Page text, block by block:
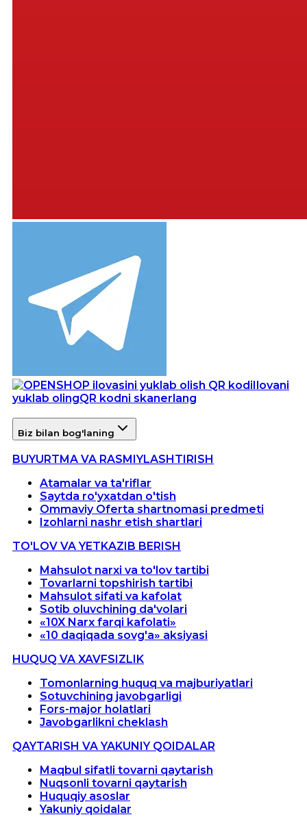
Ilovani
yuklab olingQR kodni skanerlang
Biz bilan bog'laning
BUYURTMA VA RASMIYLASHTIRISH
Atamalar va ta'riflar
Saytda ro'yxatdan o'tish
Ommaviy Oferta shartnomasi predmeti
Izohlarni nashr etish shartlari
TO'LOV VA YETKAZIB BERISH
Mahsulot narxi va to'lov tartibi
Tovarlarni topshirish tartibi
Mahsulot sifati va kafolat
Sotib oluvchining da'volari
«10X Narx farqi kafolati»
«10 daqiqada sovg'a» aksiyasi
HUQUQ VA XAVFSIZLIK
Tomonlarning huquq va majburiyatlari
Sotuvchining javobgarligi
Fors-major holatlari
Javobgarlikni cheklash
QAYTARISH VA YAKUNIY QOIDALAR
Maqbul sifatli tovarni qaytarish
Nuqsonli tovarni qaytarish
Huquqiy asoslar
Yakuniy qoidalar